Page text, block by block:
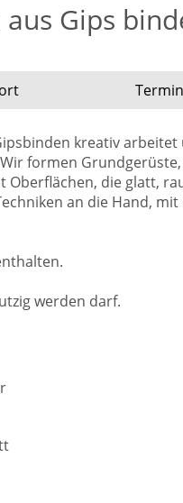
Gips
Termin
kreativ
formen
Oberflächen, die glatt,
an die Hand,
werden darf.